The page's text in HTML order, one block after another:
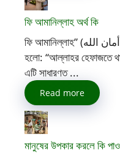
ফি আমানিল্লাহ অর্থ কি
ফি আমানিল্লাহ” (في أمان الله) একটি আরবি বাক্যাংশ। এর অর্থ
হলো: “আল্লাহর হেফাজতে
এটি সাধারণত ...
Read more
মানুষের উপকার করলে কি